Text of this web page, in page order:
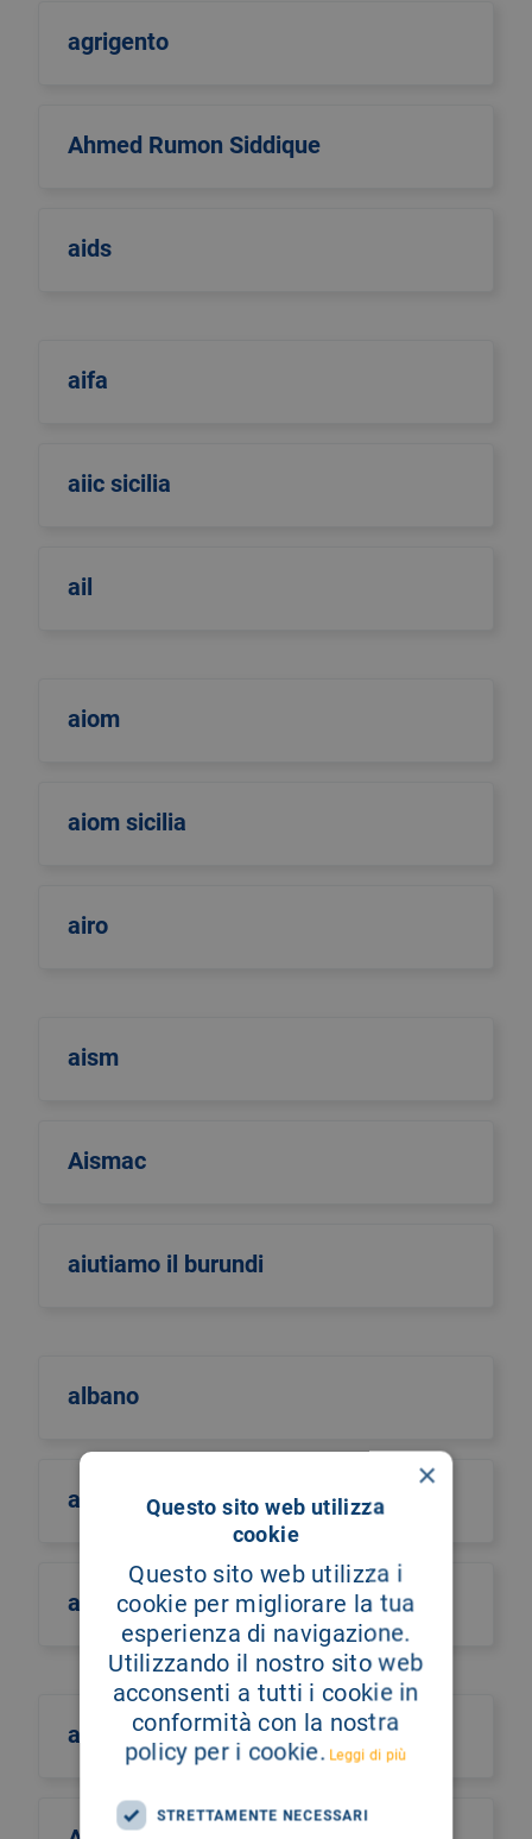
agrigento
Ahmed Rumon Siddique
aids
aifa
aiic sicilia
ail
aiom
aiom sicilia
airo
aism
Aismac
aiutiamo il burundi
albano
albero della vita
alberto castiglione
alberto culotta
×
Questo sito web utilizza
cookie
Questo sito web utilizza i
cookie per migliorare la tua
esperienza di navigazione.
Utilizzando il nostro sito web
acconsenti a tutti i cookie in
conformità con la nostra
policy per i cookie. Leggi di più
STRETTAMENTE NECESSARI